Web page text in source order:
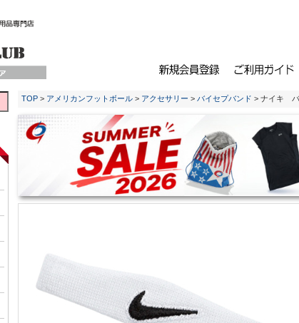
TOP > アメリカンフットボール > アクセサリー > バイセプバンド > ナイキ